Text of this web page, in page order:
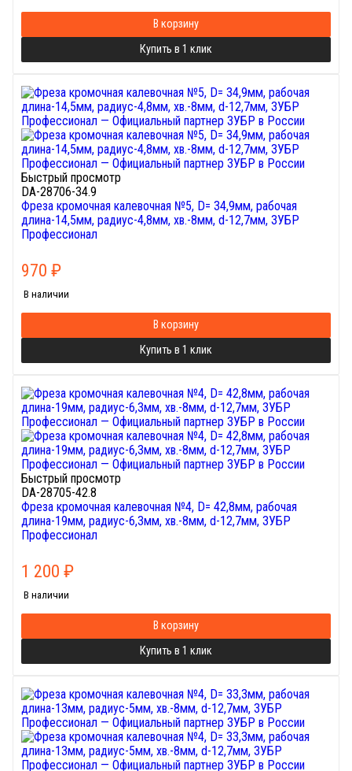
В корзину
Купить в 1 клик
Быстрый просмотр
DA-28706-34.9
Фреза кромочная калевочная №5, D= 34,9мм, рабочая
длина-14,5мм, радиус-4,8мм, хв.-8мм, d-12,7мм, ЗУБР
Профессионал
970 ₽
В наличии
В корзину
Купить в 1 клик
Быстрый просмотр
DA-28705-42.8
Фреза кромочная калевочная №4, D= 42,8мм, рабочая
длина-19мм, радиус-6,3мм, хв.-8мм, d-12,7мм, ЗУБР
Профессионал
1 200 ₽
В наличии
В корзину
Купить в 1 клик